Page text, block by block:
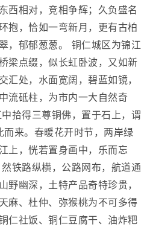
西相对，竞相争辉；久负盛名
抱，恰如一弯新月，更有古柏
，郁郁葱葱。 铜仁城区为锦江
梁点缀，似长虹卧波，又如新
汇处，水面宽阔，碧蓝如镜，
流砥柱，为市内一大自然奇
拾得三尊铜佛，置于石上，谓
来。春暖花开时节，两岸绿
上，恍若置身画中，乐而忘
铁路纵横，公路网布，航道通
野幽深，土特产品奇特珍贵，
麻、杜仲、弥猴桃为不可多得
仁社饭、铜仁豆腐干、油炸粑